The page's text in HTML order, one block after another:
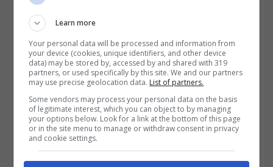
compensazione economica causata dalla
perdita di una persona cara non è soltanto il
rapporto di parentela con essa ma proprio la
perdita del vincolo affettivo che si subisce.
scomparsa di una delle due parti viene
meno, per questo chi resta soffre ed è
privato dell’affetto famigliare: da qui il diritto
Learn more
Your personal data will be processed and information from
your device (cookies, unique identifiers, and other device
data) may be stored by, accessed by and shared with 319
partners, or used specifically by this site. We and our partners
may use precise geolocation data. List of partners.
Some vendors may process your personal data on the basis
of legitimate interest, which you can object to by managing
your options below. Look for a link at the bottom of this page
or in the site menu to manage or withdraw consent in privacy
and cookie settings.